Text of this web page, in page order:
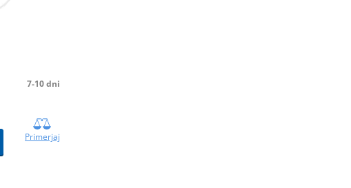
7-10 dni
Primerjaj